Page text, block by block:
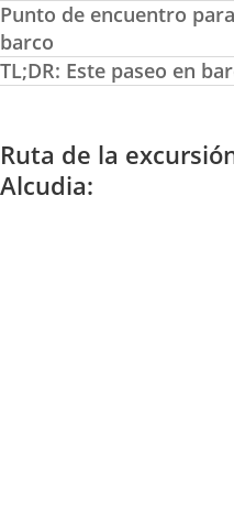
Punto de encuentro
barco
TL;DR: Este paseo en
Ruta de la
Alcudia: